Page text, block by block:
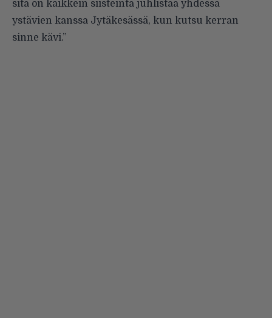
sitä on kaikkein siisteintä juhlistaa yhdessä
ystävien kanssa Jytäkesässä, kun kutsu kerran
sinne kävi.”